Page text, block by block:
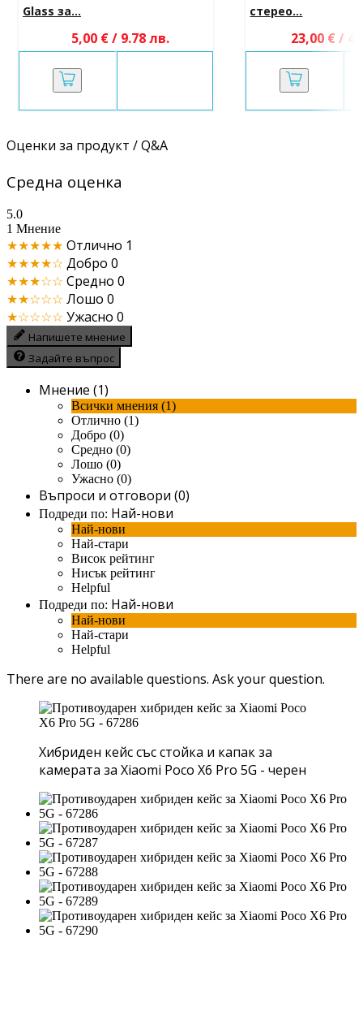
Glass за...
5,00 € / 9.78 лв.
стерео...
23,00 € /
Оценки за продукт / Q&A
Средна оценка
5.0
1 Мнение
★★★★★ Отлично 1
★★★★☆ Добро 0
★★★☆☆ Средно 0
★★☆☆☆ Лошо 0
★☆☆☆☆ Ужасно 0
Напишете мнение
Задайте въпрос
Мнение (1)
Всички мнения (1)
Отлично (1)
Добро (0)
Средно (0)
Лошо (0)
Ужасно (0)
Въпроси и отговори (0)
Подреди по: Най-нови
Най-нови
Най-стари
Висок рейтинг
Нисък рейтинг
Helpful
Подреди по: Най-нови
Най-нови
Най-стари
Helpful
There are no available questions. Ask your question.
Хибриден кейс със стойка и капак за
камерата за Xiaomi Poco X6 Pro 5G - черен